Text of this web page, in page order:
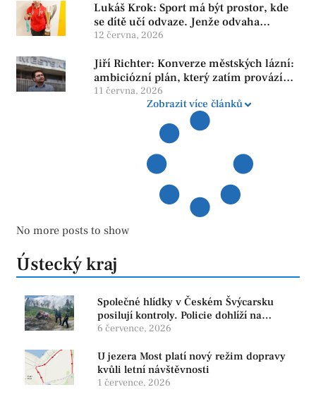
Lukáš Krok: Sport má být prostor, kde
se dítě učí odvaze. Jenže odvaha
neroste tam, kde se bojí udělat chybu.
12 června, 2026
Jiří Richter: Konverze městských lázní:
ambiciózní plán, který zatím provází
více otazníků než jistot
11 června, 2026
Zobrazit více článků
No more posts to show
Ústecký kraj
Společné hlídky v Českém Švýcarsku
posilují kontroly. Policie dohlíží na
bezpečnost i ochranu přírody
6 července, 2026
U jezera Most platí nový režim dopravy
kvůli letní návštěvnosti
1 července, 2026